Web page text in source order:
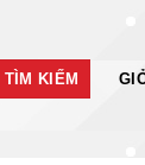
TÌM KIẾM